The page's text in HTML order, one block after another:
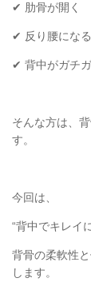
✔︎ 肋骨が開く
✔︎ 反り腰になる
✔︎ 背中がガチ
そんな方は、
す。
今回は、
“背中でキレイ
背骨の柔軟性
します。